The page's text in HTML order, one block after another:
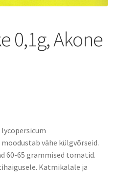
0,1g, Akone
vähe külgvõrseid.
60-65 grammised tomatid.
Katmikalale ja